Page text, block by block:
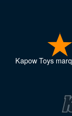
Kapow Toys